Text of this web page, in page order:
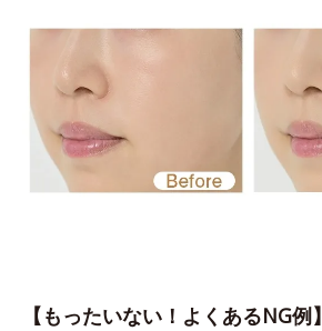
【もったいない！よくあるNG例】